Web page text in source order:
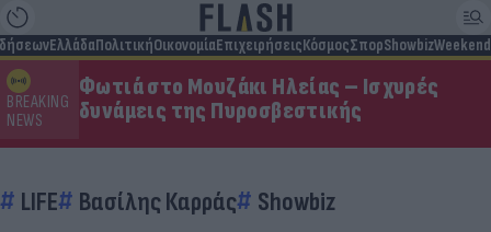
ΕλλάδαΠολιτικήΟικονομίαΕπιχειρήσειςΚόσμοςΣπορShowbizWeekend
BREAKING
NEWS
Φωτιά στο Μουζάκι Ηλείας – Ισχυρές
δυνάμεις της Πυροσβεστικής
LIFE Βασίλης Καρράς Showbiz